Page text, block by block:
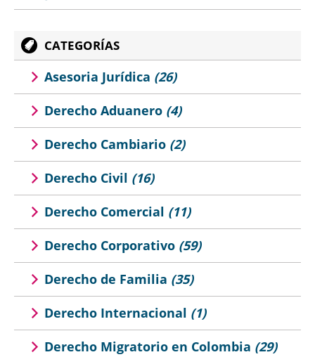
CATEGORÍAS
Asesoria Jurídica (26)
Derecho Aduanero (4)
Derecho Cambiario (2)
Derecho Civil (16)
Derecho Comercial (11)
Derecho Corporativo (59)
Derecho de Familia (35)
Derecho Internacional (1)
Derecho Migratorio en Colombia (29)